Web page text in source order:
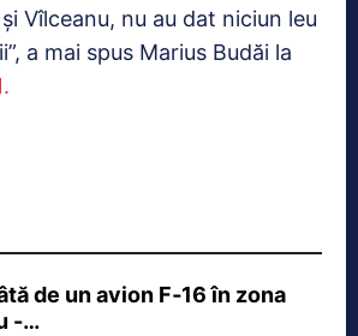
Vîlceanu, nu au dat niciun leu
a mai spus Marius Budăi la
de un avion F‑16 în zona
-…